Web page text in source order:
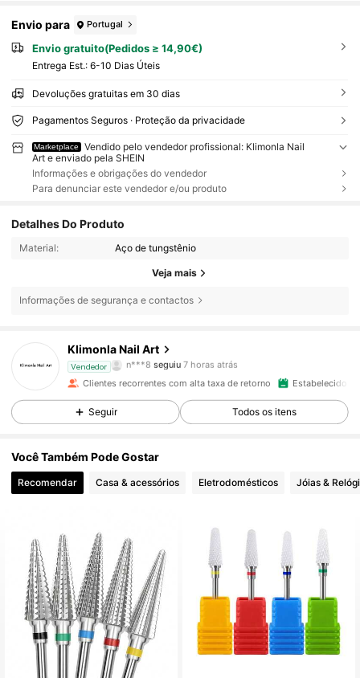
Envio para Portugal
Envio gratuito(Pedidos ≥ 14,90€)
Entrega Est.: 6-10 Dias Úteis
Devoluções gratuitas em 30 dias
Pagamentos Seguros · Proteção da privacidade
Marketplace
Vendido pelo vendedor profissional: Klimonla Nail
Art e enviado pela SHEIN
Informações e obrigações do vendedor
Para denunciar este vendedor e/ou produto
Detalhes Do Produto
Material: Aço de tungstênio
Veja mais
Informações de segurança e contactos
Klimonla Nail Art
Vendedor
n***8seguiu
i***iestá a navegar
4,93
23K Seguidores
4,93 23K Seguidores
4,93 23K Seguidores
4,93 23K Seguidores
4,93 23K Seguidores
Clientes recorrentes com alta taxa de retorno Estabelecido
Seguir Todos os itens
Você Também Pode Gostar
Recomendar Casa & acessórios Eletrodomésticos Jóias &